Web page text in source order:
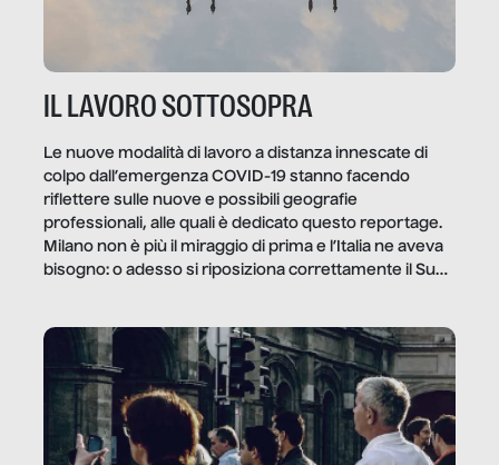
IL LAVORO SOTTOSOPRA
Le nuove modalità di lavoro a distanza innescate di
colpo dall’emergenza COVID-19 stanno facendo
riflettere sulle nuove e possibili geografie
professionali, alle quali è dedicato questo reportage.
Milano non è più il miraggio di prima e l’Italia ne aveva
bisogno: o adesso si riposiziona correttamente il Sud